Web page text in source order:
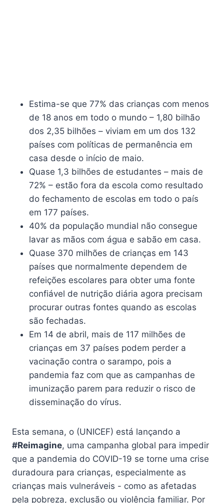
Estima-se que 77% das crianças com menos
de 18 anos em todo o mundo – 1,80 bilhão
dos 2,35 bilhões – viviam em um dos 132
países com políticas de permanência em
casa desde o início de maio.
Quase 1,3 bilhões de estudantes – mais de
72% – estão fora da escola como resultado
do fechamento de escolas em todo o país
em 177 países.
40% da população mundial não consegue
lavar as mãos com água e sabão em casa.
Quase 370 milhões de crianças em 143
países que normalmente dependem de
refeições escolares para obter uma fonte
confiável de nutrição diária agora precisam
procurar outras fontes quando as escolas
são fechadas.
Em 14 de abril, mais de 117 milhões de
crianças em 37 países podem perder a
vacinação contra o sarampo, pois a
pandemia faz com que as campanhas de
imunização parem para reduzir o risco de
disseminação do vírus.
Esta semana, o (UNICEF) está lançando a
#Reimagine, uma campanha global para impedir
que a pandemia do COVID-19 se torne uma crise
duradoura para crianças, especialmente as
crianças mais vulneráveis ​​- como as afetadas
pela pobreza, exclusão ou violência familiar. Por